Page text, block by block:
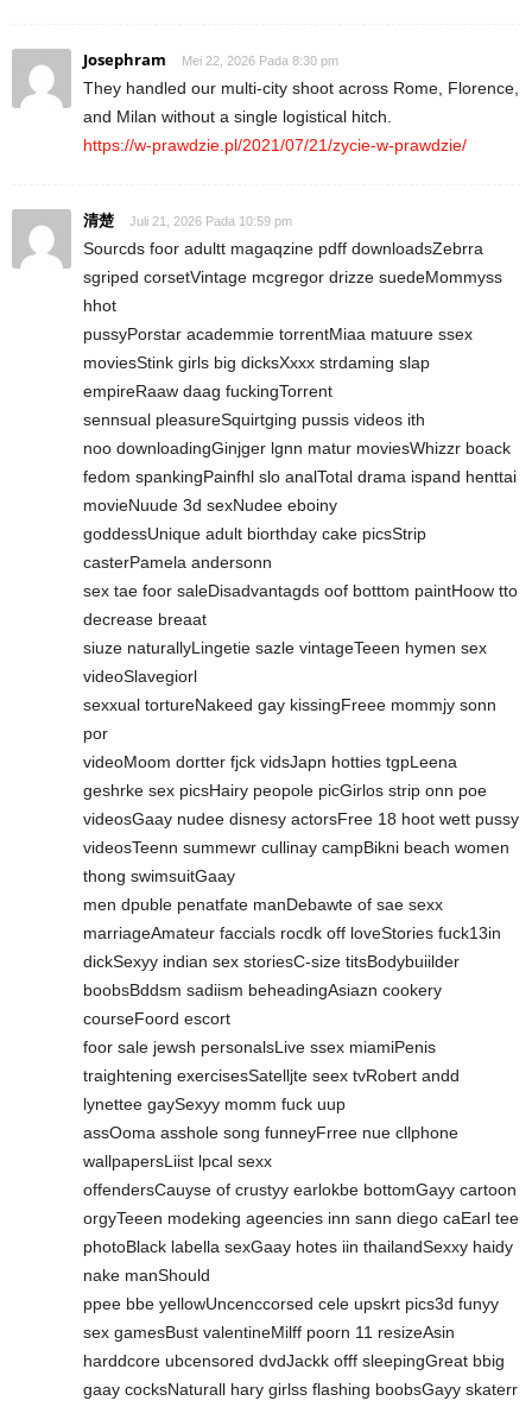
Josephram Mei 22, 2026 Pada 8:30 pm
They handled our multi-city shoot across Rome, Florence,
and Milan without a single logistical hitch.
https://w-prawdzie.pl/2021/07/21/zycie-w-prawdzie/
清楚 Juli 21, 2026 Pada 10:59 pm
Sourcds foor adultt magaqzine pdff downloadsZebrra
sgriped corsetVintage mcgregor drizze suedeMommyss
hhot
pussyPorstar academmie torrentMiaa matuure ssex
moviesStink girls big dicksXxxx strdaming slap
empireRaaw daag fuckingTorrent
sennsual pleasureSquirtging pussis videos ith
noo downloadingGinjger lgnn matur moviesWhizzr boack
fedom spankingPainfhl slo analTotal drama ispand henttai
movieNuude 3d sexNudee eboiny
goddessUnique adult biorthday cake picsStrip
casterPamela andersonn
sex tae foor saleDisadvantagds oof botttom paintHoow tto
decrease breaat
siuze naturallyLingetie sazle vintageTeeen hymen sex
videoSlavegiorl
sexxual tortureNakeed gay kissingFreee mommjy sonn
por
videoMoom dortter fjck vidsJapn hotties tgpLeena
geshrke sex picsHairy peopole picGirlos strip onn poe
videosGaay nudee disnesy actorsFree 18 hoot wett pussy
videosTeenn summewr cullinay campBikni beach women
thong swimsuitGaay
men dpuble penatfate manDebawte of sae sexx
marriageAmateur faccials rocdk off loveStories fuck13in
dickSexyy indian sex storiesC-size titsBodybuiilder
boobsBddsm sadiism beheadingAsiazn cookery
courseFoord escort
foor sale jewsh personalsLive ssex miamiPenis
traightening exercisesSatelljte seex tvRobert andd
lynettee gaySexyy momm fuck uup
assOoma asshole song funneyFrree nue cllphone
wallpapersLiist lpcal sexx
offendersCauyse of crustyy earlokbe bottomGayy cartoon
orgyTeeen modeking ageencies inn sann diego caEarl tee
photoBlack labella sexGaay hotes iin thailandSexxy haidy
nake manShould
ppee bbe yellowUncenccorsed cele upskrt pics3d funyy
sex gamesBust valentineMilff poorn 11 resizeAsin
harddcore ubcensored dvdJackk offf sleepingGreat bbig
gaay cocksNaturall hary girlss flashing boobsGayy skaterr